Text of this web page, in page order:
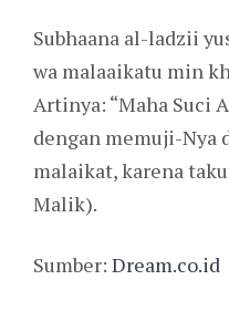
Subhaana al-ladzii
wa malaaikatu min
Artinya: “Maha Suci
dengan memuji-Nya
malaikat, karena
Malik).
Sumber: Dream.co.id